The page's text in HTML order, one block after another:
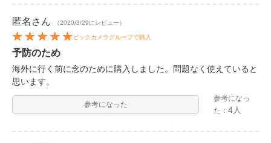
匿名 さん （2020/3/29にレビュー）
ビックカメラグループで購入
予防のため
海外に行く前に念のために購入しました。問題なく使えていると
思います。
参考になった
参考になっ
た：4人